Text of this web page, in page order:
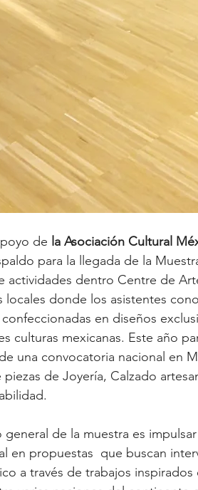
de la Asociación Cultural
para la llegada de la
actividades dentro Centre de
locales donde los asistentes
en diseños
culturas mexicanas. Este año
una convocatoria nacional en
piezas de Joyería, Calzado
general de la muestra es
en propuestas  que buscan
a través de trabajos